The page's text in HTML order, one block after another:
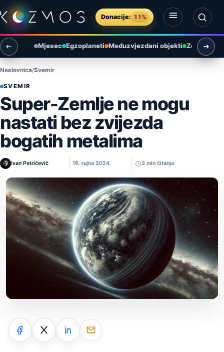
Preskoči na sadržaj
Donacije: 11%
Otvori izbornik
Otvori pretragu
Mjesec Egzoplaneti Međuzvjezdani objekti Zemlja i
Naslovnica Svemir
SVEMIR
Super-Zemlje ne mogu
nastati bez zvijezda
bogatih metalima
Ivan Petričević 16. rujna 2024. 3 min čitanja